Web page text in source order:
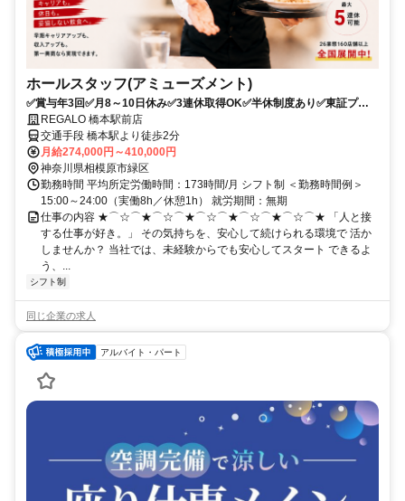
ホールスタッフ(アミューズメント)
✅賞与年3回✅月8～10日休み✅3連休取得OK✅半休制度あり✅東証プラ
イム上場グループ✅未経験からキャリアアップ可能
REGALO 橋本駅前店
交通手段 橋本駅より徒歩2分
月給274,000円～410,000円
神奈川県相模原市緑区
勤務時間 平均所定労働時間：173時間/月 シフト制 ＜勤務時間例＞
15:00～24:00（実働8h／休憩1h） 就労期間：無期
仕事の内容 ★⌒☆⌒★⌒☆⌒★⌒☆⌒★⌒☆⌒★⌒☆⌒★ 「人と接
する仕事が好き。」 その気持ちを、安心して続けられる環境で 活か
しませんか？ 当社では、未経験からでも安心してスタート できるよ
う、...
シフト制
同じ企業の求人
アルバイト・パート